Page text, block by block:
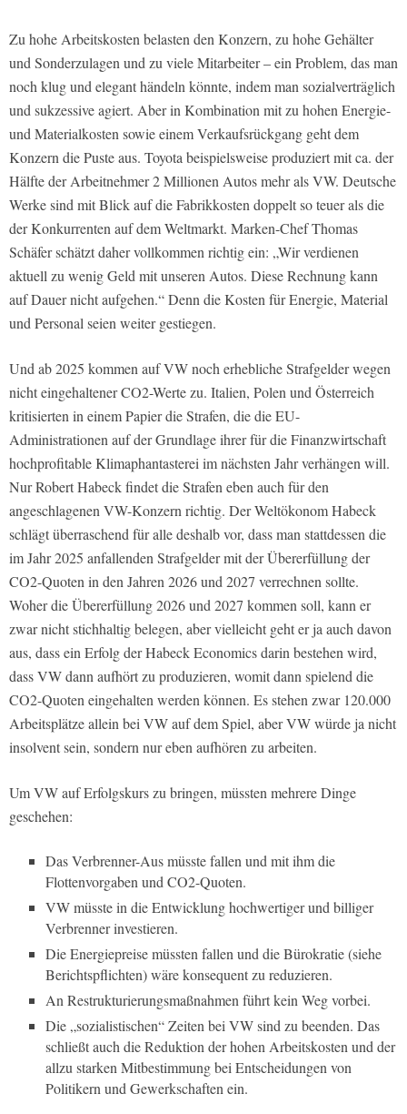
Zu hohe Arbeitskosten belasten den Konzern, zu hohe Gehälter
und Sonderzulagen und zu viele Mitarbeiter – ein Problem, das man
noch klug und elegant händeln könnte, indem man sozialverträglich
und sukzessive agiert. Aber in Kombination mit zu hohen Energie-
und Materialkosten sowie einem Verkaufsrückgang geht dem
Konzern die Puste aus. Toyota beispielsweise produziert mit ca. der
Hälfte der Arbeitnehmer 2 Millionen Autos mehr als VW. Deutsche
Werke sind mit Blick auf die Fabrikkosten doppelt so teuer als die
der Konkurrenten auf dem Weltmarkt. Marken-Chef Thomas
Schäfer schätzt daher vollkommen richtig ein: „Wir verdienen
aktuell zu wenig Geld mit unseren Autos. Diese Rechnung kann
auf Dauer nicht aufgehen.“ Denn die Kosten für Energie, Material
und Personal seien weiter gestiegen.
Und ab 2025 kommen auf VW noch erhebliche Strafgelder wegen
nicht eingehaltener CO2-Werte zu. Italien, Polen und Österreich
kritisierten in einem Papier die Strafen, die die EU-
Administrationen auf der Grundlage ihrer für die Finanzwirtschaft
hochprofitable Klimaphantasterei im nächsten Jahr verhängen will.
Nur Robert Habeck findet die Strafen eben auch für den
angeschlagenen VW-Konzern richtig. Der Weltökonom Habeck
schlägt überraschend für alle deshalb vor, dass man stattdessen die
im Jahr 2025 anfallenden Strafgelder mit der Übererfüllung der
CO2-Quoten in den Jahren 2026 und 2027 verrechnen sollte.
Woher die Übererfüllung 2026 und 2027 kommen soll, kann er
zwar nicht stichhaltig belegen, aber vielleicht geht er ja auch davon
aus, dass ein Erfolg der Habeck Economics darin bestehen wird,
dass VW dann aufhört zu produzieren, womit dann spielend die
CO2-Quoten eingehalten werden können. Es stehen zwar 120.000
Arbeitsplätze allein bei VW auf dem Spiel, aber VW würde ja nicht
insolvent sein, sondern nur eben aufhören zu arbeiten.
Um VW auf Erfolgskurs zu bringen, müssten mehrere Dinge
geschehen:
Das Verbrenner-Aus müsste fallen und mit ihm die
Flottenvorgaben und CO2-Quoten.
VW müsste in die Entwicklung hochwertiger und billiger
Verbrenner investieren.
Die Energiepreise müssten fallen und die Bürokratie (siehe
Berichtspflichten) wäre konsequent zu reduzieren.
An Restrukturierungsmaßnahmen führt kein Weg vorbei.
Die „sozialistischen“ Zeiten bei VW sind zu beenden. Das
schließt auch die Reduktion der hohen Arbeitskosten und der
allzu starken Mitbestimmung bei Entscheidungen von
Politikern und Gewerkschaften ein.